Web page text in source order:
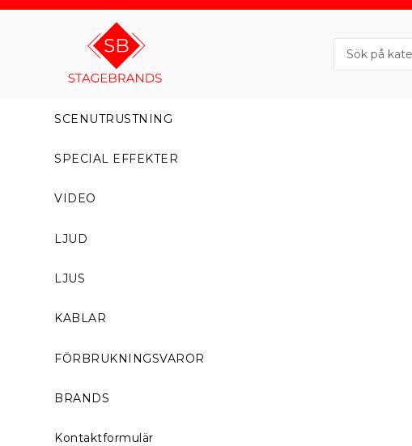
SCENUTRUSTNING
SPECIAL EFFEKTER
VIDEO
LJUD
LJUS
KABLAR
FÖRBRUKNINGSVAROR
BRANDS
Kontaktformulär